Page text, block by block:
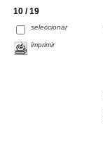
10 / 19
seleccionar
imprimir